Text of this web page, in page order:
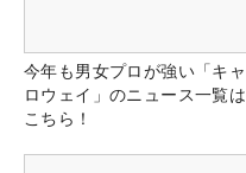
今年も男女プロが強い「キャ
ロウェイ」のニュース一覧は
こちら！